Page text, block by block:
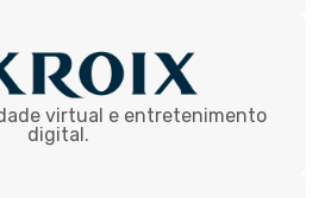
virtual e entretenimento
digital.